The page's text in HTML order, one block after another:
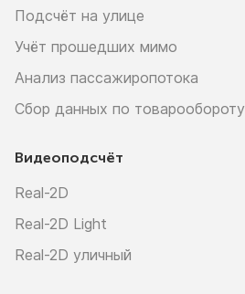
Подсчёт на улице
Учёт прошедших мимо
Анализ пассажиропотока
Сбор данных по товарообороту
Видеоподсчёт
Real-2D
Real-2D Light
Real-2D уличный